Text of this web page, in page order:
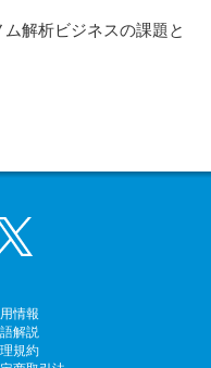
解析ビジネスの課題と
情報
解説
規約